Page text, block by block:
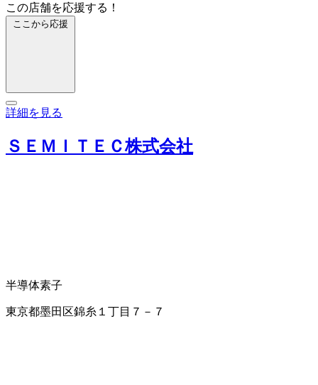
この店舗を応援する！
ここから応援
詳細を見る
ＳＥＭＩＴＥＣ株式会社
半導体素子
東京都墨田区錦糸１丁目７－７